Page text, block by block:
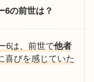
6の前世は？
6は、前世で他者
喜びを感じていた